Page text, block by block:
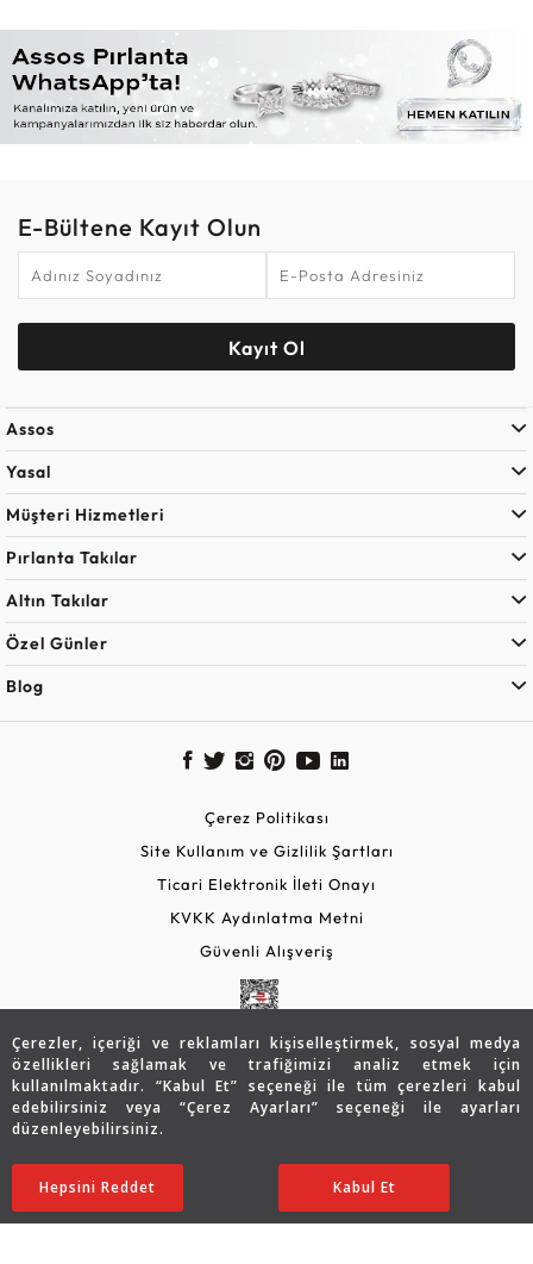
Çerezler, içeriği ve reklamları kişiselleştirmek, sosyal medya
özellikleri sağlamak ve trafiğimizi analiz etmek için
kullanılmaktadır. “Kabul Et” seçeneği ile tüm çerezleri kabul
edebilirsiniz veya “Çerez Ayarları” seçeneği ile ayarları
düzenleyebilirsiniz.
Ayarları Düzenle
Hepsini Reddet Kabul Et
87.462 TL
61.217TL SATIN ALIN
E-Bültene Kayıt Olun
Kayıt Ol
Assos
Yasal
Müşteri Hizmetleri
Pırlanta Takılar
Altın Takılar
Özel Günler
Blog
Çerez Politikası
Site Kullanım ve Gizlilik Şartları
Ticari Elektronik İleti Onayı
KVKK Aydınlatma Metni
Güvenli Alışveriş
Copyright © 2026 Assos Pırlanta - Bu sitenin tüm hakları